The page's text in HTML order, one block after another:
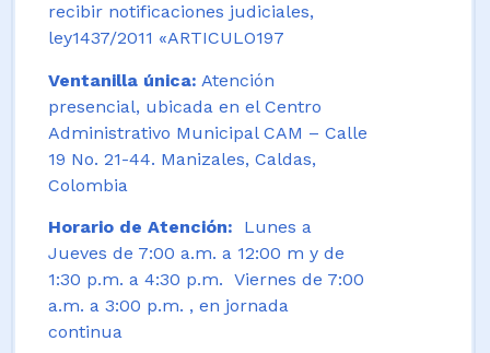
recibir notificaciones judiciales,
ley1437/2011 «ARTICULO197
Ventanilla única: Atención
presencial, ubicada en el Centro
Administrativo Municipal CAM – Calle
19 No. 21-44. Manizales, Caldas,
Colombia
Horario de Atención:
Lunes a
Jueves de 7:00 a.m. a 12:00 m y de
1:30 p.m. a 4:30 p.m. Viernes de 7:00
a.m. a 3:00 p.m. , en jornada
continua